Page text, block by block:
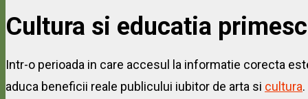
Cultura si educatia
Intr-o perioada in care accesul la informatie corecta
aduca beneficii reale publicului iubitor de arta si cultura.